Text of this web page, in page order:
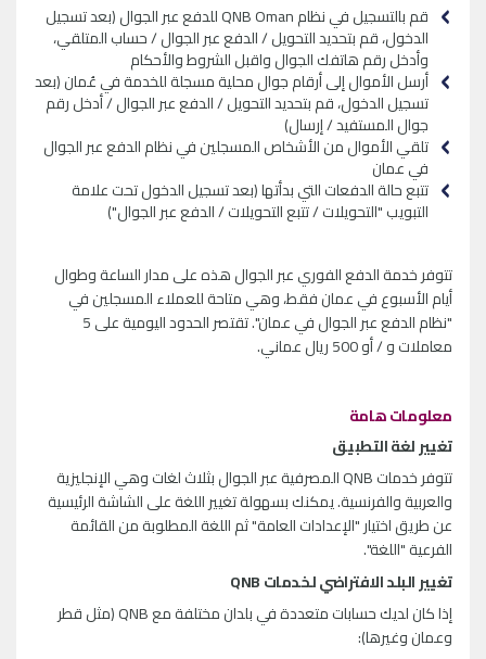
قم بالتسجيل في نظامQNB Omanللدفع عبر الجوال (بعد تسجيل
الدخول، قم بتحديد التحويل / الدفع عبر الجوال / حساب المتلقي،
وأدخل رقم هاتفك الجوال واقبل الشروط والأحكام
أرسل الأموال إلى أرقام جوال محلية مسجلة للخدمة في عُمان (بعد
تسجيل الدخول، قم بتحديد التحويل / الدفع عبر الجوال / أدخل رقم
جوال المستفيد / إرسال)
تلقي الأموال من الأشخاص المسجلين في نظام الدفع عبر الجوال
في عمان
تتبع حالة الدفعات التي بدأتها (بعد تسجيل الدخول تحت علامة
التبويب "التحويلات / تتبع التحويلات / الدفع عبر الجوال")
تتوفر خدمة الدفع الفوري عبر الجوال هذه على مدار الساعة وطوال
أيام الأسبوع في عمان فقط، وهي متاحة للعملاء المسجلين في
"نظام الدفع عبر الجوال في عمان". تقتصر الحدود اليومية على 5
معاملات و / أو 500 ريال عماني.
معلومات هامة
تغيير لغة التطبيق
تتوفر خدماتQNBالمصرفية عبر الجوال بثلاث لغات وهي الإنجليزية
والعربية والفرنسية. يمكنك بسهولة تغيير اللغة على الشاشة الرئيسية
عن طريق اختيار "الإعدادات العامة" ثم اللغة المطلوبة من القائمة
الفرعية "اللغة".
تغيير البلد الافتراضي لخدماتQNB
إذا كان لديك حسابات متعددة في بلدان مختلفة معQNB(مثل قطر
وعمان وغيرها):